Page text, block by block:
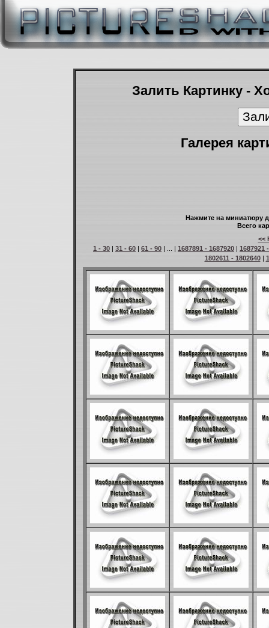
Залить Картинку -
Галерея
Нажмите на миниатюру
Всего
<<
1 - 30 | 31 - 60 | 61 - 90 | ... | 1687891 - 1687920 | 1687921
1802611 - 1802640|